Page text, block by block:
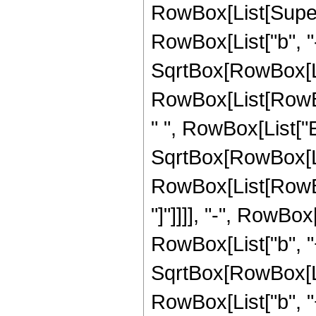
RowBox[List["b",
" ",
"]"]]]], "-",
RowBox[List["b",
RowBox[List["b",